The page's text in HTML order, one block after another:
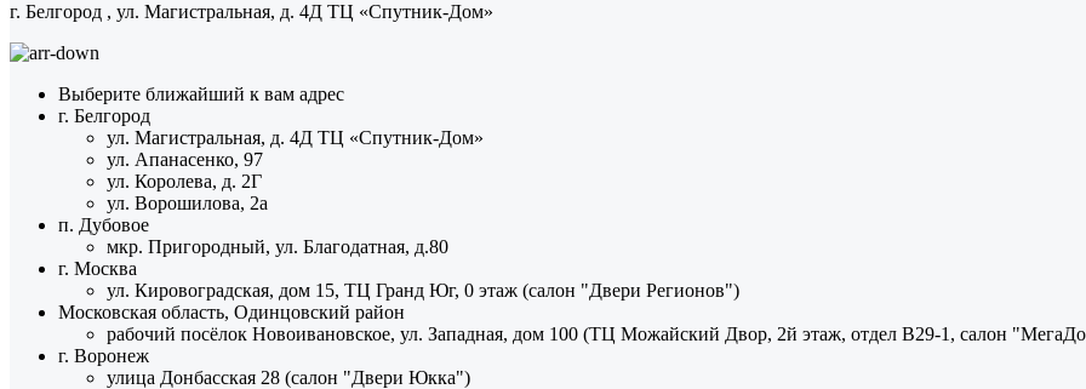
г. Белгород , ул. Магистральная, д. 4Д ТЦ «Спутник-Дом»
Выберите ближайший к вам адрес
г. Белгород
ул. Магистральная, д. 4Д ТЦ «Спутник-Дом»
ул. Апанасенко, 97
ул. Королева, д. 2Г
ул. Ворошилова, 2а
п. Дубовое
мкр. Пригородный, ул. Благодатная, д.80
г. Москва
ул. Кировоградская, дом 15, ТЦ Гранд Юг, 0 этаж (салон "Двери Регионов")
Московская область, Одинцовский район
рабочий посёлок Новоивановское, ул. Западная, дом 100 (ТЦ Можайский Двор, 2й этаж, отдел В29-1, салон
г. Воронеж
улица Донбасская 28 (салон "Двери Юкка")